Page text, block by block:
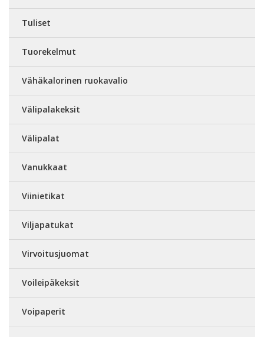
Tuliset
Tuorekelmut
Vähäkalorinen ruokavalio
Välipalakeksit
Välipalat
Vanukkaat
Viinietikat
Viljapatukat
Virvoitusjuomat
Voileipäkeksit
Voipaperit